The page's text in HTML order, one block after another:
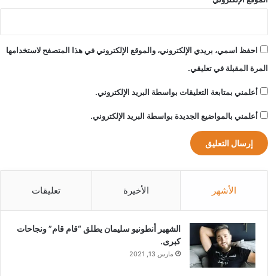
احفظ اسمي، بريدي الإلكتروني، والموقع الإلكتروني في هذا المتصفح لاستخدامها
المرة المقبلة في تعليقي.
أعلمني بمتابعة التعليقات بواسطة البريد الإلكتروني.
أعلمني بالمواضيع الجديدة بواسطة البريد الإلكتروني.
الأشهر الأخيرة تعليقات
الشهير أنطونيو سليمان يطلق “قام قام” ونجاحات
كبرى.
مارس 13, 2021